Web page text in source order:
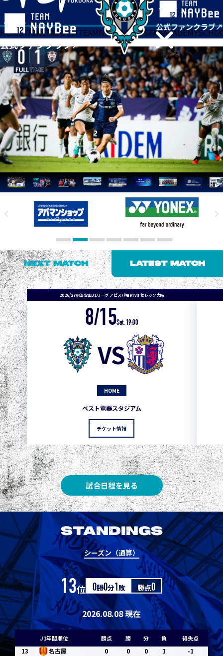
閉じる
HOMETICKETMATCHTEAMNEWSGOODSFANACADEMY
NEXT MATCH LATEST MATCH
2026/27明治安田J1リーグ アビスパ福岡 vs セレッソ大阪
8/15Sat. 19:00
VS
HOME
ベスト電器スタジアム
チケット情報
試合日程を見る
STANDINGS
シーズン（通算）
13位 0勝0分1敗 勝点0
2026.08.08 現在
J1年間順位 勝点 勝 分 負 得失点
1 3
2 3 1
3
3 Ｇ大阪 3 1 0 0 1
5 柏 3 1 0 1
5 Ｃ大阪 3 1 0 0 1
3 1 0 1
7 神戸 3 1 0 0 1
浦和 0 0 1 -1
9 横浜FM 0 0 1 -1
11 水戸 0 0 1 -1
11 岡山 0 0 0 1 -1
13 名古屋 0 0 0 1 -1